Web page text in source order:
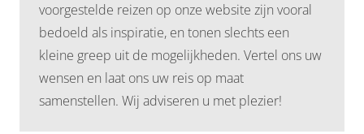
voorgestelde reizen op onze website zijn vooral
bedoeld als inspiratie, en tonen slechts een
kleine greep uit de mogelijkheden. Vertel ons uw
wensen en laat ons uw reis op maat
samenstellen. Wij adviseren u met plezier!